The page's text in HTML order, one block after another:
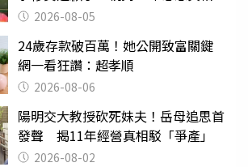
2026-08-05
24歲存款破百萬！她公開致富關鍵
網一看狂讚：超孝順
2026-08-06
陽明交大教授砍死妹夫！岳母追思首
發聲 揭11年經營真相駁「爭產」
2026-08-02